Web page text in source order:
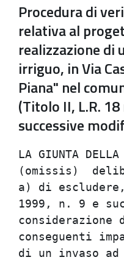
Procedura di
relativa al
realizzazione di
irriguo, in Via
Piana" nel
(Titolo II, L.R.
successive
LA
a) di
1999, n. 9
conseguenti
di un invaso